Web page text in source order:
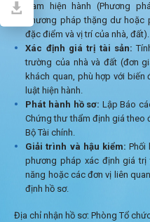
Nam hiện hành (Phương
phương pháp thặng dư
đặc điểm và vị trí của nhà, đất).
Xác định giá trị tài sản:
trường của nhà và đất (đơn
khách quan, phù hợp với
luật hiện hành.
Phát hành hồ sơ: Lập Báo
Chứng thư thẩm định giá theo
Bộ Tài chính.
Giải trình và hậu kiểm: Phối
phương pháp xác định giá
năng hoặc các đơn vị liên
định hồ sơ.
Địa chỉ nhận hồ sơ: Phòng Tổ